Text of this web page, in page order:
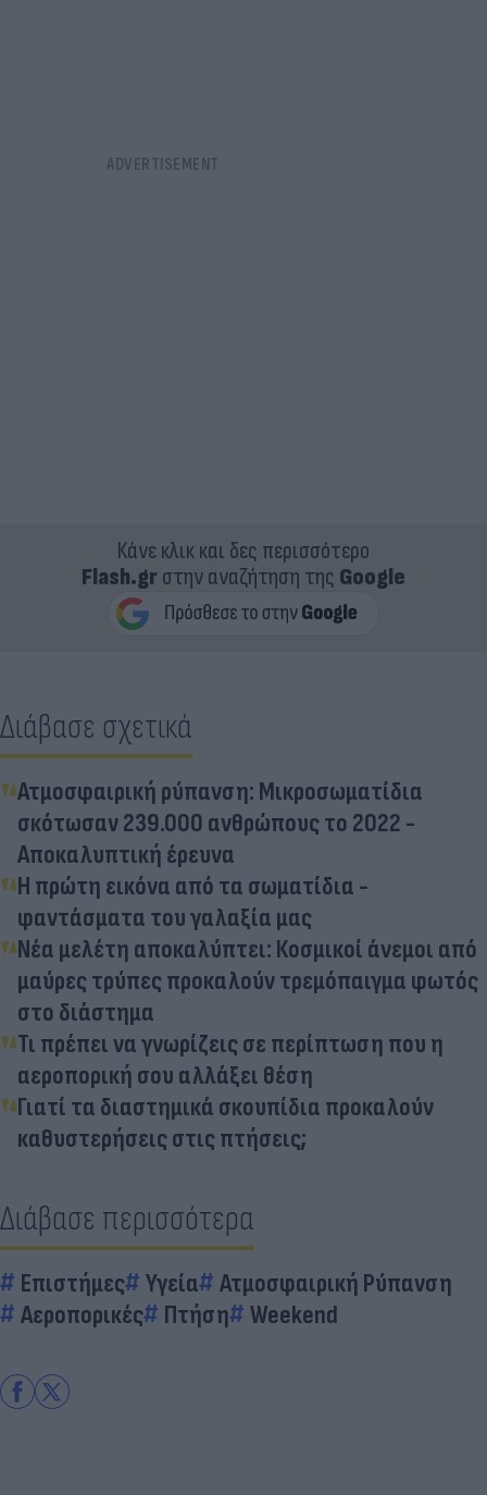
Κάνε κλικ και δες περισσότερο
Flash.grστην αναζήτηση της Google
Διάβασε σχετικά
Ατμοσφαιρική ρύπανση: Μικροσωματίδια
σκότωσαν 239.000 ανθρώπους το 2022 -
Αποκαλυπτική έρευνα
H πρώτη εικόνα από τα σωματίδια -
φαντάσματα του γαλαξία μας
Νέα μελέτη αποκαλύπτει: Κοσμικοί άνεμοι από
μαύρες τρύπες προκαλούν τρεμόπαιγμα φωτός
στο διάστημα
Τι πρέπει να γνωρίζεις σε περίπτωση που η
αεροπορική σου αλλάξει θέση
Γιατί τα διαστημικά σκουπίδια προκαλούν
καθυστερήσεις στις πτήσεις;
Διάβασε περισσότερα
Επιστήμες Υγεία
Ατμοσφαιρική Ρύπανση
Αεροπορικές
Πτήση Weekend